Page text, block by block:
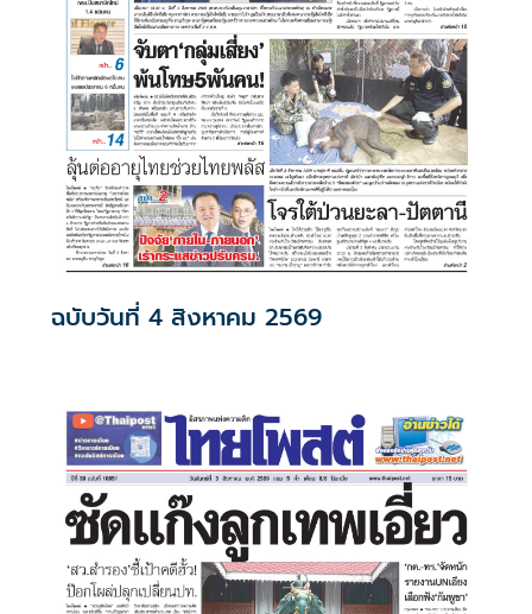
ฉบับวันที่ 4 สิงหาคม 2569